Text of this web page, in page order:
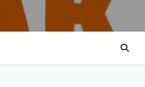
Ukrainën
adminadmin March 5, 2025
Përparimi i DeepSeek
AI është për t’u